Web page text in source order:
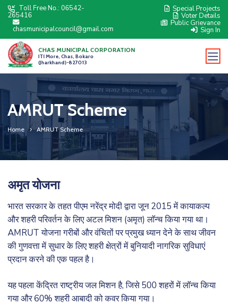
iconToll Free No.: 06542-
265416
icon
chasmunicipalcouncil@gmail.com
Special Projects
Voter Details
Public Grievance
Sign In
CHAS MUNICIPAL CORPORATION
ITI More, Chas, Bokaro
(Jharkhand)-827013
AMRUT Scheme
Home AMRUT Scheme
अमृत योजना
भारत सरकार के तहत पीएम नरेंद्र मोदी द्वारा जून 2015 में कायाकल्प
और शहरी परिवर्तन के लिए अटल मिशन (अमृत) लॉन्च किया गया था।
AMRUT योजना गरीबों और वंचितों पर प्रमुख ध्यान देने के साथ जीवन
की गुणवत्ता में सुधार के लिए शहरी क्षेत्रों में बुनियादी नागरिक सुविधाएं
प्रदान करने की एक पहल है।
यह पहला केंद्रित राष्ट्रीय जल मिशन है, जिसे 500 शहरों में लॉन्च किया
गया और 60% शहरी आबादी को कवर किया गया।